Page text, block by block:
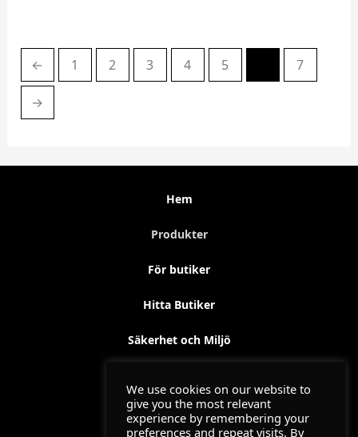
← 1 2 3 4 5 7
→
Hem
Produkter
För butiker
Hitta Butiker
Säkerhet och Miljö
Utbildning
We use cookies on our website to
give you the most relevant
experience by remembering your
preferences and repeat visits. By